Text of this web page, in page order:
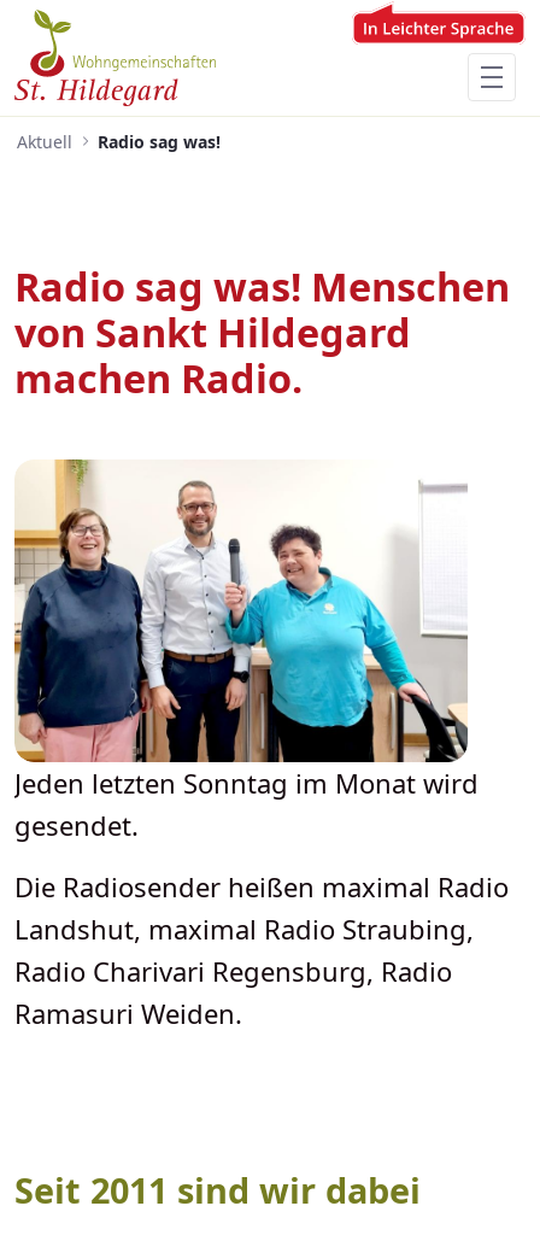
Zum Hauptinhalt springen
Menü für Barrierefreiheit öffnen
Aktuell Radio sag was!
Radio sag was! Menschen
von Sankt Hildegard
machen Radio.
Jeden letzten Sonntag im Monat wird
gesendet.
Die Radiosender heißen maximal Radio
Landshut, maximal Radio Straubing,
Radio Charivari Regensburg, Radio
Ramasuri Weiden.
Seit 2011 sind wir dabei